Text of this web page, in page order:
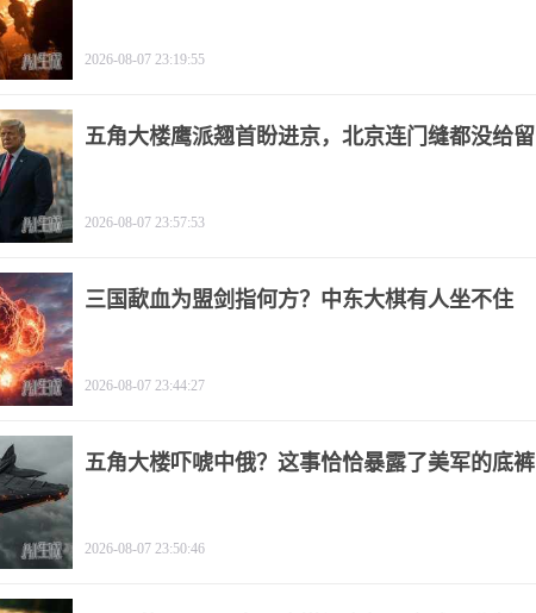
2026-08-07 23:19:55
五角大楼鹰派翘首盼进京，北京连门缝都没给留
2026-08-07 23:57:53
三国歃血为盟剑指何方？中东大棋有人坐不住
2026-08-07 23:44:27
五角大楼吓唬中俄？这事恰恰暴露了美军的底裤
2026-08-07 23:50:46